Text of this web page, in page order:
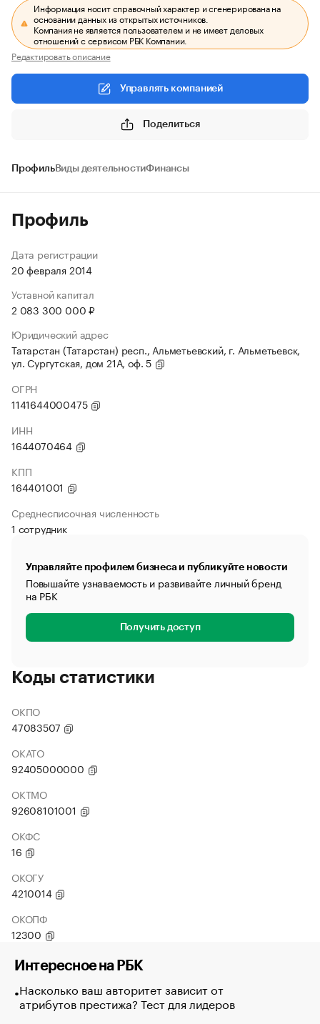
Информация носит справочный характер и сгенерирована на
основании данных из открытых источников.
Компания не является пользователем и не имеет деловых
отношений с сервисом РБК Компании.
Редактировать описание
Управлять компанией
Поделиться
ПрофильВиды деятельностиФинансы
Профиль
Дата регистрации
20 февраля 2014
Уставной капитал
2 083 300 000 ₽
Юридический адрес
Татарстан (Татарстан) респ., Альметьевский, г. Альметьевск,
ул. Сургутская, дом 21А, оф. 5
ОГРН
1141644000475
ИНН
1644070464
КПП
164401001
Среднесписочная численность
1 сотрудник
Управляйте профилем бизнеса и публикуйте новости
Повышайте узнаваемость и развивайте личный бренд
на РБК
Получить доступ
Коды статистики
ОКПО
47083507
ОКАТО
92405000000
ОКТМО
92608101001
ОКФС
16
ОКОГУ
4210014
ОКОПФ
12300
Интересное на РБК
Насколько ваш авторитет зависит от
атрибутов престижа? Тест для лидеров